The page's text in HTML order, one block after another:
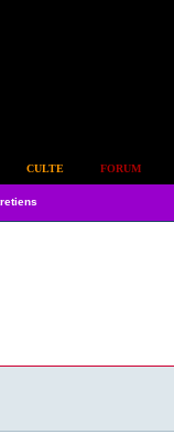
CULTE FORUM